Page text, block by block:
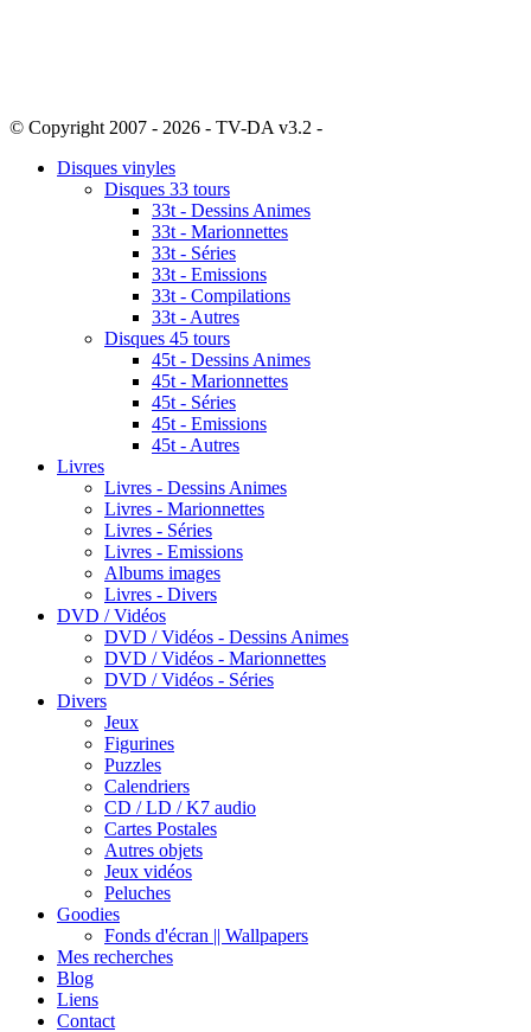
© Copyright 2007 - 2026 - TV-DA v3.2 -
Disques vinyles
Disques 33 tours
33t - Dessins Animes
33t - Marionnettes
33t - Séries
33t - Emissions
33t - Compilations
33t - Autres
Disques 45 tours
45t - Dessins Animes
45t - Marionnettes
45t - Séries
45t - Emissions
45t - Autres
Livres
Livres - Dessins Animes
Livres - Marionnettes
Livres - Séries
Livres - Emissions
Albums images
Livres - Divers
DVD / Vidéos
DVD / Vidéos - Dessins Animes
DVD / Vidéos - Marionnettes
DVD / Vidéos - Séries
Divers
Jeux
Figurines
Puzzles
Calendriers
CD / LD / K7 audio
Cartes Postales
Autres objets
Jeux vidéos
Peluches
Goodies
Fonds d'écran || Wallpapers
Mes recherches
Blog
Liens
Contact